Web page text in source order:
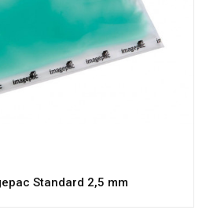
Standard 2,5 mm